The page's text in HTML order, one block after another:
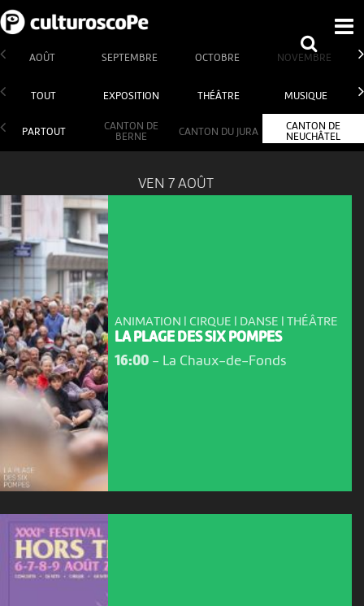
AOÛT SEPTEMBRE OCTOBRE NOVEMBRE
TOUT EXPOSITION THÉÂTRE MUSIQUE
PARTOUT
CANTON DE
BERNE
CANTON DU JURA
CANTON DE
NEUCHÂTEL
VEN 7 AOÛT
ANIMATION | CIRQUE | DANSE | THÉÂTRE
LA PLAGE DES SIX POMPES
16:00- La Chaux-de-Fonds